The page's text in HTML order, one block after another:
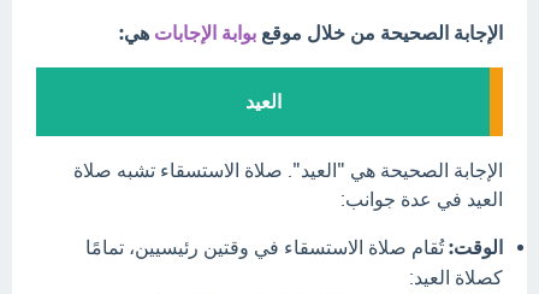
الإجابة الصحيحة من خلال موقع بوابة الإجابات هي:
العيد
الإجابة الصحيحة هي "العيد". صلاة الاستسقاء تشبه صلاة
العيد في عدة جوانب:
الوقت:تُقام صلاة الاستسقاء في وقتين رئيسيين، تمامًا
كصلاة العيد: